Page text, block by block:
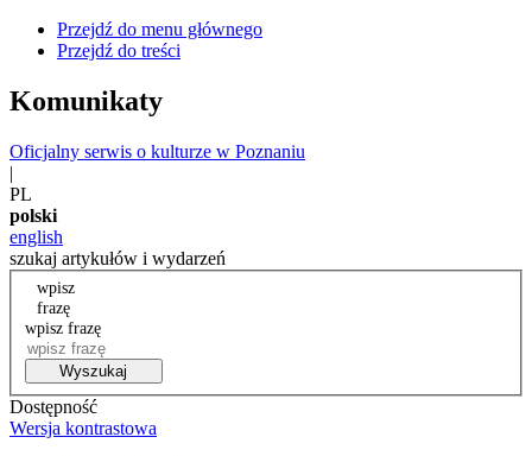
Przejdź do menu głównego
Przejdź do treści
Komunikaty
Oficjalny serwis o kulturze w Poznaniu
|
PL
polski
english
szukaj artykułów i wydarzeń
wpisz
frazę
wpisz frazę
Wyszukaj
Dostępność
Wersja kontrastowa